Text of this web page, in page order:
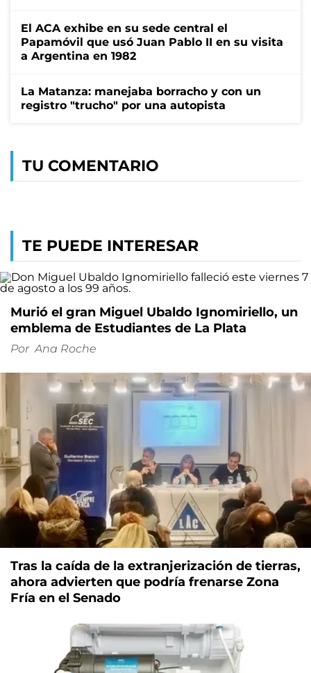
El ACA exhibe en su sede central el
Papamóvil que usó Juan Pablo II en su visita
a Argentina en 1982
La Matanza: manejaba borracho y con un
registro "trucho" por una autopista
TU COMENTARIO
TE PUEDE INTERESAR
Murió el gran Miguel Ubaldo Ignomiriello, un
emblema de Estudiantes de La Plata
Por Ana Roche
Tras la caída de la extranjerización de tierras,
ahora advierten que podría frenarse Zona
Fría en el Senado